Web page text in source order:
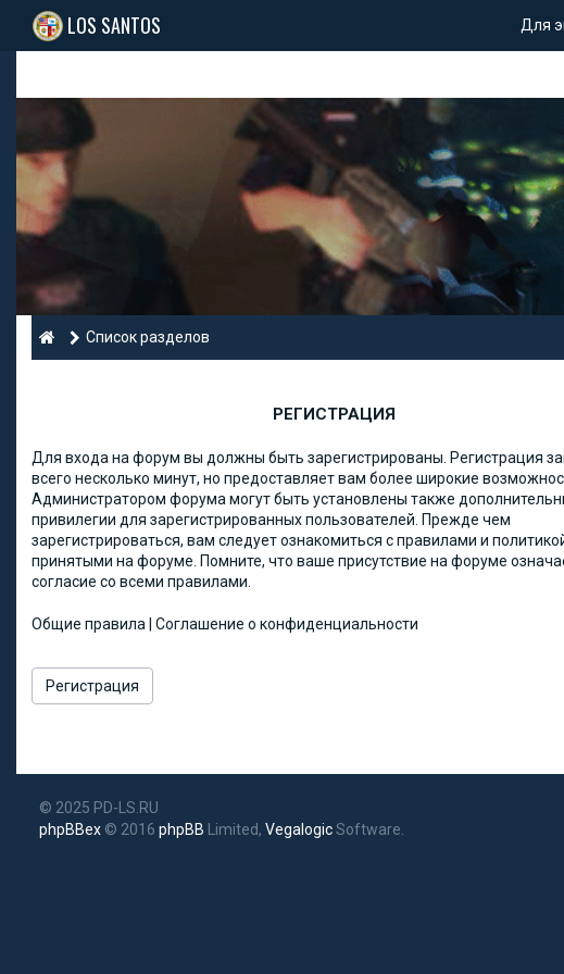
LOS SANTOS Для
Список разделов
РЕГИСТРАЦИЯ
Для входа на форум вы должны быть зарегистрированы. Регистрация
всего несколько минут, но предоставляет вам более широкие
Администратором форума могут быть установлены также
привилегии для зарегистрированных пользователей. Прежде чем
зарегистрироваться, вам следует ознакомиться с правилами и
принятыми на форуме. Помните, что ваше присутствие на форуме
согласие со всеми правилами.
Общие правила Соглашение о конфиденциальности
Регистрация
© 2025 PD-LS.RU
phpBBex © 2016 phpBB Limited, VegalogicSoftware.